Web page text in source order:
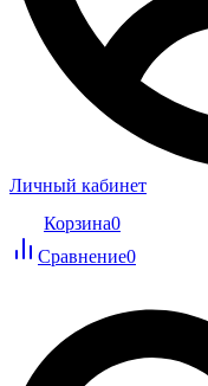
Личный кабинет
Корзина0
Сравнение0